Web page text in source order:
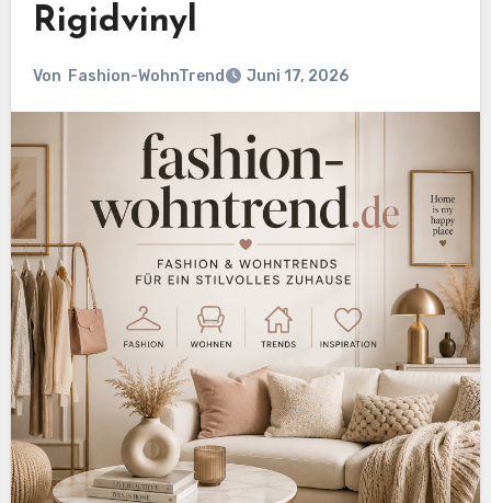
Rigidvinyl
Von Fashion-WohnTrend Juni 17, 2026